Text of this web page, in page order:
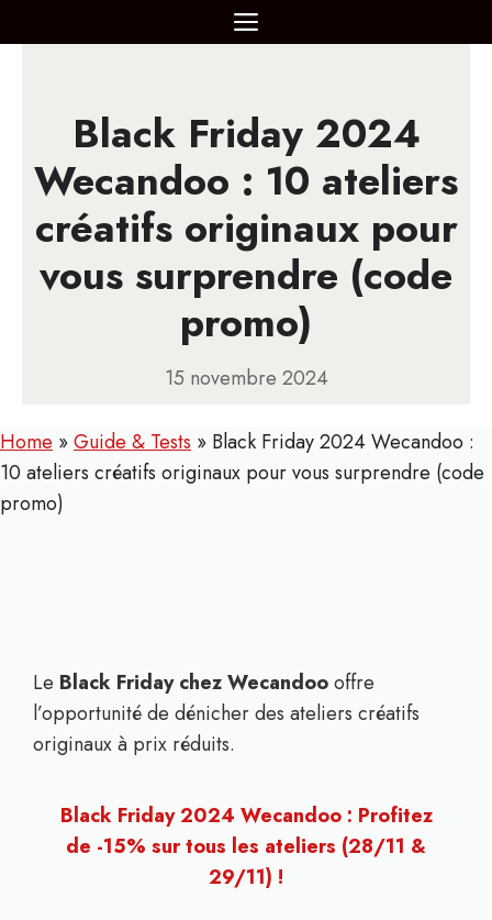
au
MENU
Black Friday 2024
Wecandoo : 10 ateliers
créatifs originaux pour
vous surprendre (code
promo)
15 novembre 2024
Home »Guide & Tests » Black Friday 2024 Wecandoo :
10 ateliers créatifs originaux pour vous surprendre (code
promo)
Le Black Friday chez Wecandoooffre
l’opportunité de dénicher des ateliers créatifs
originaux à prix réduits.
Black Friday 2024 Wecandoo : Profitez
de -15% sur tous les ateliers (28/11 &
29/11) !